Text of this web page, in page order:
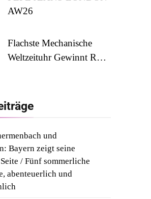
Kompressionsversorgung
AW26
Flachste Mechanische
Weltzeituhr Gewinnt Red
Glashütte Erzielt 94 Von
100 Punkten.
Trifft: Capri-Sun Setzt
Modisches Statement Auf
Der Berlin Fashion Week
Rezertifizierung Bestätigt
Qualitätsstandard: Gastein
Erneut Mit
Österreichischem
Wandergütesiegel
Kosmetik Und Düfte
und
Bayern zeigt seine
/ Fünf sommerliche
abenteuerlich und